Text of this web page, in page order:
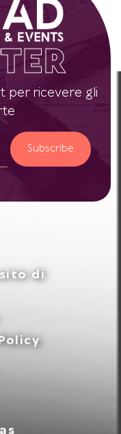
per ricevere gli
Subscribe
di